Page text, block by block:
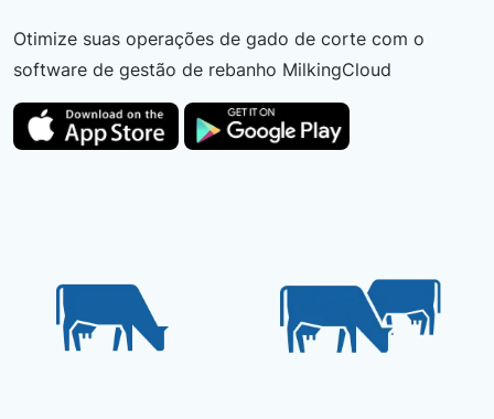
Otimize suas operações de gado de corte com o
software de gestão de rebanho MilkingCloud